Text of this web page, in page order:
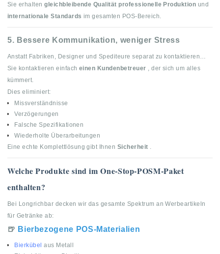
Sie erhaltengleichbleibende Qualität professionelle Produktion und
internationale Standards im gesamten POS-Bereich.
5. Bessere Kommunikation, weniger Stress
Anstatt Fabriken, Designer und Spediteure separat zu kontaktieren…
Sie kontaktieren einfach einen Kundenbetreuer , der sich um alles
kümmert.
Dies eliminiert:
Missverständnisse
Verzögerungen
Falsche Spezifikationen
Wiederholte Überarbeitungen
Eine echte Komplettlösung gibt Ihnen Sicherheit .
Welche Produkte sind im One-Stop-POSM-Paket
enthalten?
Bei Longrichbar decken wir das gesamte Spektrum an Werbeartikeln
für Getränke ab:
🍺 Bierbezogene POS-Materialien
Bierkübel aus Metall